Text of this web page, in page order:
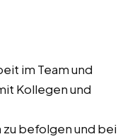
im Team und
Kollegen und
befolgen und bei